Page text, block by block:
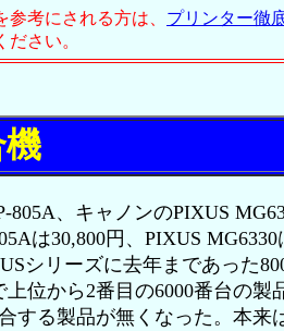
参考にされる方は、 プリンター徹
さい。
、キャノンのPIXUS
は30,800円、PIXUS
シリーズに去年まであった
位から2番目の6000番台の
する製品が無くなった。本来